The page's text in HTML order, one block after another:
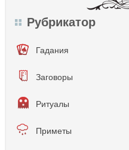
Рубрикатор
Гадания
Заговоры
Ритуалы
Приметы